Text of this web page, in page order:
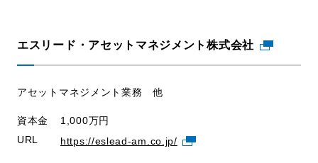
エスリード・アセットマネジメント株式会社
アセットマネジメント業務 他
資本金
1,000万円
URL
https://eslead-am.co.jp/